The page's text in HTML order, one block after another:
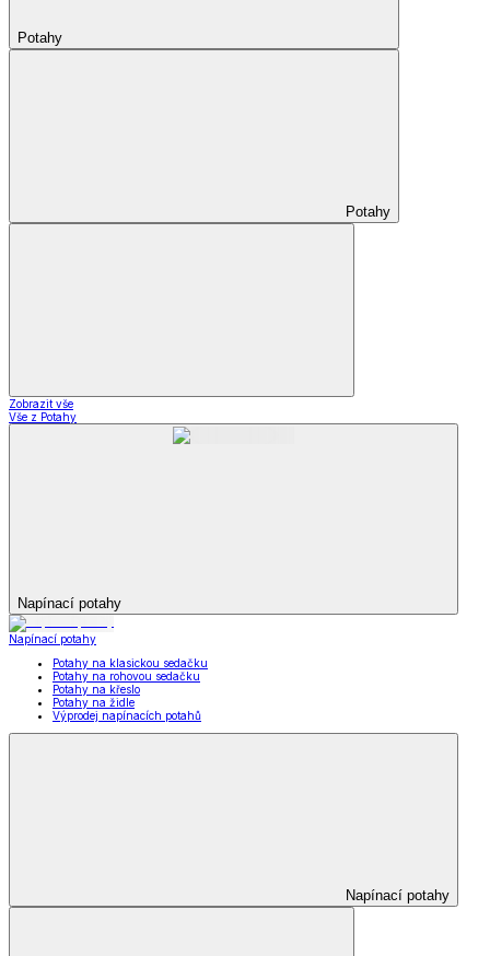
Potahy
Potahy
Zobrazit vše
Vše z Potahy
Napínací potahy
Napínací potahy
Potahy na klasickou sedačku
Potahy na rohovou sedačku
Potahy na křeslo
Potahy na židle
Výprodej napínacích potahů
Napínací potahy